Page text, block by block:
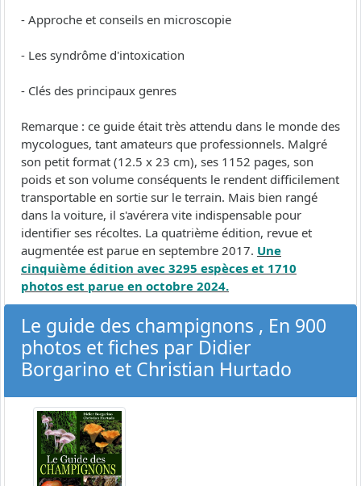
- Approche et conseils en microscopie
- Les syndrôme d'intoxication
- Clés des principaux genres
Remarque : ce guide était très attendu dans le monde des
mycologues, tant amateurs que professionnels. Malgré
son petit format (12.5 x 23 cm), ses 1152 pages, son
poids et son volume conséquents le rendent difficilement
transportable en sortie sur le terrain. Mais bien rangé
dans la voiture, il s'avérera vite indispensable pour
identifier ses récoltes. La quatrième édition, revue et
augmentée est parue en septembre 2017. Une
cinquième édition avec 3295 espèces et 1710
photos est parue en octobre 2024.
Le guide des champignons , En 900
photos et fiches par Didier
Borgarino et Christian Hurtado